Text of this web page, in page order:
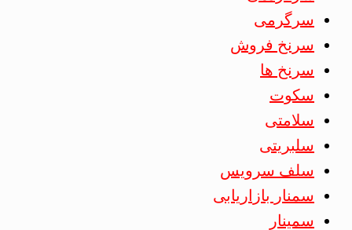
سرگرمی
سرنخ فروش
سرنخ ها
سکوت
سلامتی
سلبریتی
سلف سرویس
سمنار بازاریابی
سمینار